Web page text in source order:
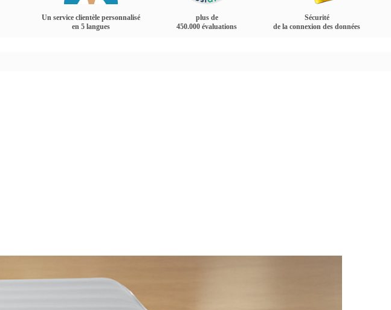
Un service clientèle personnalisé
en 5 langues
plus de
450.000 évaluations
Sécurité
de la connexion des données